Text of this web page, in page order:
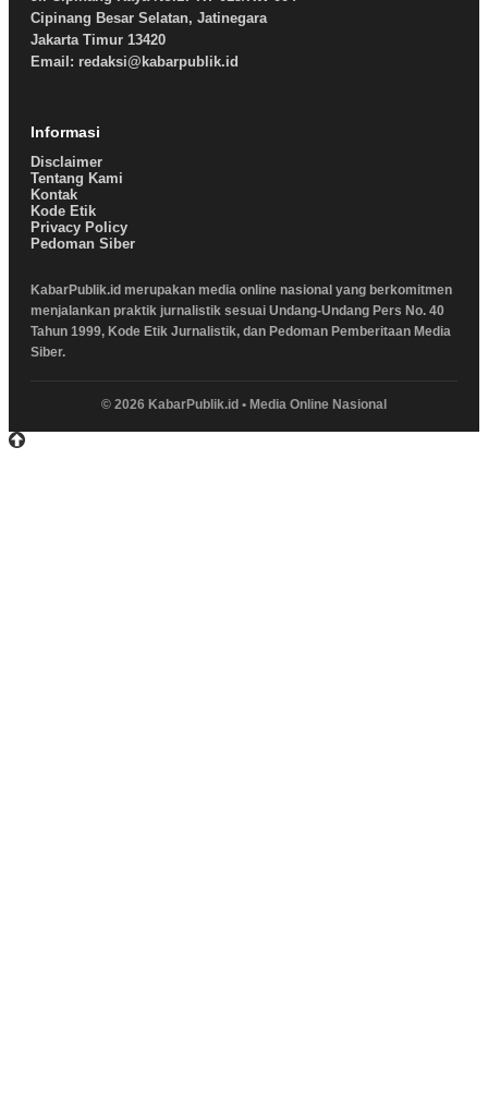
Cipinang Besar Selatan, Jatinegara
Jakarta Timur 13420
Email: redaksi@kabarpublik.id
Informasi
Disclaimer
Tentang Kami
Kontak
Kode Etik
Privacy Policy
Pedoman Siber
KabarPublik.id merupakan media online nasional yang berkomitmen
menjalankan praktik jurnalistik sesuai Undang-Undang Pers No. 40
Tahun 1999, Kode Etik Jurnalistik, dan Pedoman Pemberitaan Media
Siber.
© 2026 KabarPublik.id • Media Online Nasional